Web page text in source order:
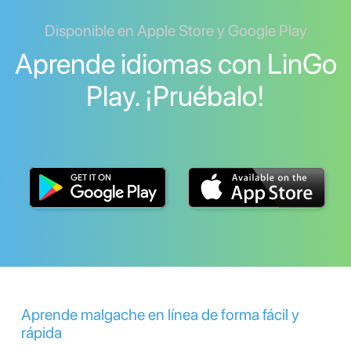
Disponible en Apple Store y Google Play
Aprende idiomas con LinGo
Play. ¡Pruébalo!
Aprende malgache en línea de forma fácil y
rápida